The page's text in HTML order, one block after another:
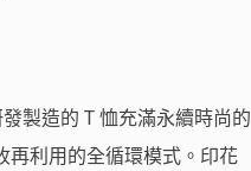
製造的 T 恤充滿永續時尚的
再利用的全循環模式。印花